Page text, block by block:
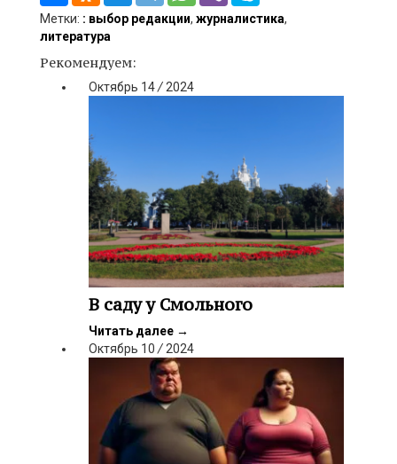
Метки: : выбор редакции, журналистика,
литература
Рекомендуем:
Октябрь 14/ 2024
В саду у Смольного
Читать далее →
Октябрь 10 / 2024